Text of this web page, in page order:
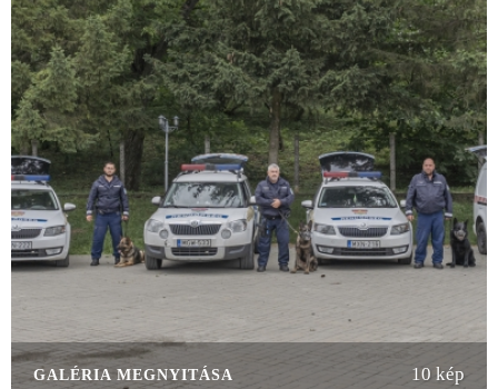
10 kép
GALÉRIA MEGNYITÁSA